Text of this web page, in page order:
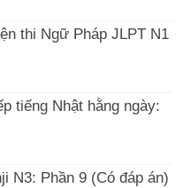
thi Ngữ Pháp JLPT N1
tiếng Nhật hằng ngày:
N3: Phần 9 (Có đáp án)